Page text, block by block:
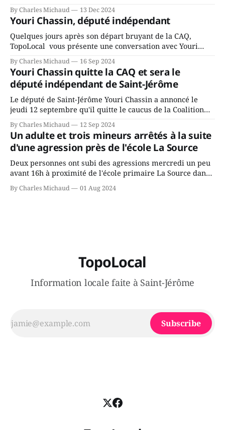
fait l’annonce en s’adressant aux employés de la ville,
rassemblés en soirée pour leur traditionnel souper
By Charles Michaud 13 Dec 2024
Youri Chassin, député indépendant
Quelques jours après son départ bruyant de la CAQ,
TopoLocal vous présente une conversation avec Youri
depuis longtemps? Sera-t-il candidat indépendant dans 2
ans? Joindrait-il un autre parti, par exemple les
conservateurs d’Éric Duhaime? Que lui
By Charles Michaud 16 Sep 2024
Youri Chassin quitte la CAQ et sera le
député indépendant de Saint-Jérôme
Le député de Saint-Jérôme Youri Chassin a annoncé le
jeudi 12 septembre qu'il quitte le caucus de la Coalition
gouvernement de la CAQ, surtout de son incapacité, qu'il
juge chronique, à offrir des
By Charles Michaud 12 Sep 2024
Un adulte et trois mineurs arrêtés à la suite
d'une agression près de l'école La Source
Deux personnes ont subi des agressions mercredi un peu
avant 16h à proximité de l'école primaire La Source dans
victimes aurait été écrasée sous un véhicule et aspergée
By Charles Michaud 01 Aug 2024
TopoLocal
Information locale faite à Saint-Jérôme
Subscribe